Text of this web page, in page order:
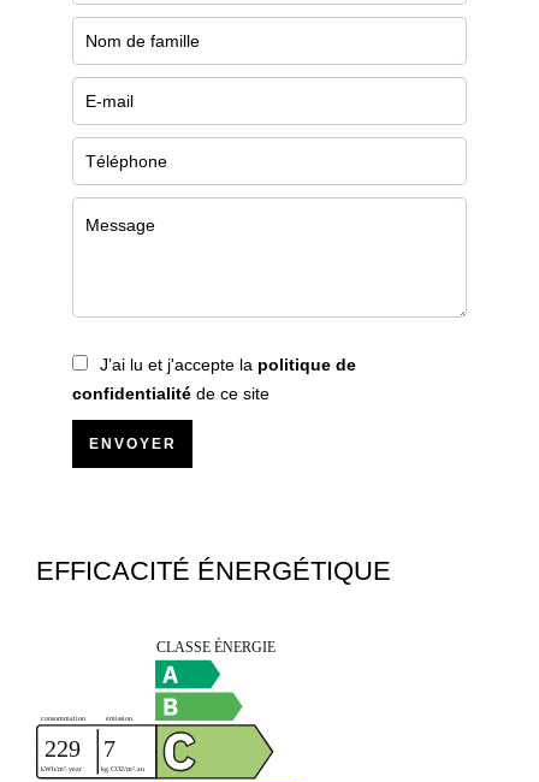
J’ai lu et j'accepte la politique de
confidentialité de ce site
ENVOYER
EFFICACITÉ ÉNERGÉTIQUE